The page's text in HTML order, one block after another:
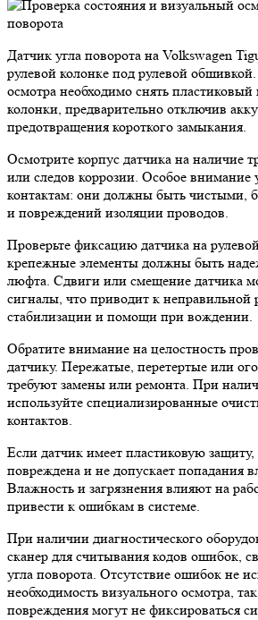
Датчик угла поворота на Volkswagen
рулевой колонке под рулевой
осмотра необходимо снять
колонки, предварительно отключив
предотвращения короткого замыкания.
Осмотрите корпус датчика на наличие
или следов коррозии. Особое внимание
контактам: они должны быть чистыми,
и повреждений изоляции проводов.
Проверьте фиксацию датчика на
крепежные элементы должны быть
люфта. Сдвиги или смещение датчика
сигналы, что приводит к неправильной
стабилизации и помощи при вождении.
Обратите внимание на целостность
датчику. Пережатые, перетертые или
требуют замены или ремонта. При
используйте специализированные
контактов.
Если датчик имеет пластиковую защиту,
повреждена и не допускает попадания
Влажность и загрязнения влияют на
привести к ошибкам в системе.
При наличии диагностического
сканер для считывания кодов ошибок,
угла поворота. Отсутствие ошибок не
необходимость визуального осмотра,
повреждения могут не фиксироваться